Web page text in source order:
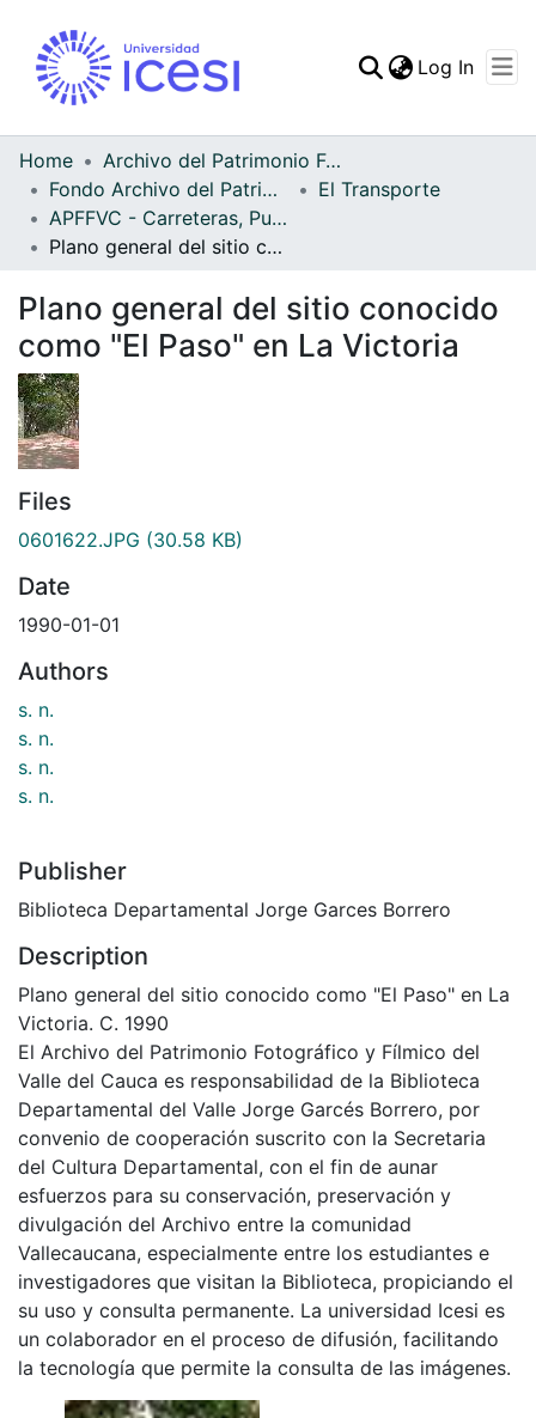
Statistics
Log In
Home
Archivo del Patrimonio Fotográfico y Fílmico del Valle del Cauca
Fondo Archivo del Patrimonio Fotográfico y Fílmico del Valle del Cauca
El Transporte
APFFVC - Carreteras, Puentes - Patrimonial
Plano general del sitio conocido como "El Paso" en La Victoria
Plano general del sitio conocido
como "El Paso" en La Victoria
Files
0601622.JPG (30.58 KB)
Date
1990-01-01
Authors
s. n.
s. n.
s. n.
s. n.
Publisher
Biblioteca Departamental Jorge Garces Borrero
Description
Plano general del sitio conocido como "El Paso" en La
Victoria. C. 1990
El Archivo del Patrimonio Fotográfico y Fílmico del
Valle del Cauca es responsabilidad de la Biblioteca
Departamental del Valle Jorge Garcés Borrero, por
convenio de cooperación suscrito con la Secretaria
del Cultura Departamental, con el fin de aunar
esfuerzos para su conservación, preservación y
divulgación del Archivo entre la comunidad
Vallecaucana, especialmente entre los estudiantes e
investigadores que visitan la Biblioteca, propiciando el
su uso y consulta permanente. La universidad Icesi es
un colaborador en el proceso de difusión, facilitando
la tecnología que permite la consulta de las imágenes.